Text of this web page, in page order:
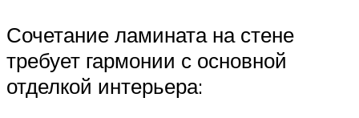
Сочетание ламината на стене
требует гармонии с основной
отделкой интерьера: